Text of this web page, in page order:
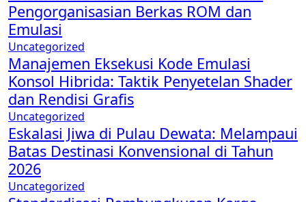
Pengorganisasian Berkas ROM dan
Emulasi
Uncategorized
Manajemen Eksekusi Kode Emulasi
Konsol Hibrida: Taktik Penyetelan Shader
dan Rendisi Grafis
Uncategorized
Eskalasi Jiwa di Pulau Dewata: Melampaui
Batas Destinasi Konvensional di Tahun
2026
Uncategorized